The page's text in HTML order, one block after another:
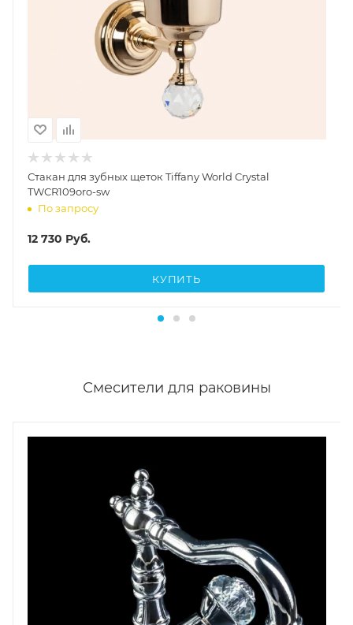
Стакан для зубных щеток Tiffany World Crystal
TWCR109oro-sw
По запросу
12 730 Руб.
КУПИТЬ
Смесители для раковины